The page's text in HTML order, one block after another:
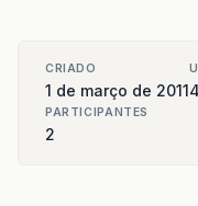
CRIADO
1 de março de 2011
PARTICIPANTES
2